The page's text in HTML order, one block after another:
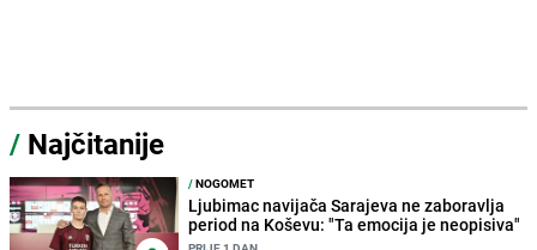
/ Najčitanije
/NOGOMET
Ljubimac navijača Sarajeva ne zaboravlja
period na Koševu: "Ta emocija je neopisiva"